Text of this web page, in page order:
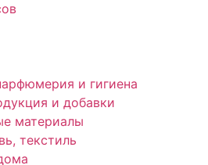
и гигиена
и добавки
материалы
текстиль